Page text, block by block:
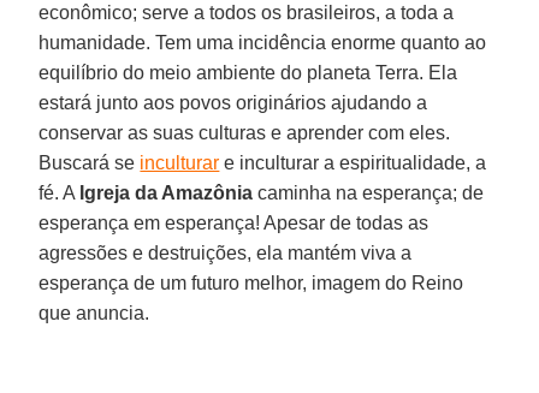
econômico; serve a todos os brasileiros, a toda a
humanidade. Tem uma incidência enorme quanto ao
equilíbrio do meio ambiente do planeta Terra. Ela
estará junto aos povos originários ajudando a
conservar as suas culturas e aprender com eles.
Buscará se inculturar e inculturar a espiritualidade, a
fé. A Igreja da Amazônia caminha na esperança; de
esperança em esperança! Apesar de todas as
agressões e destruições, ela mantém viva a
esperança de um futuro melhor, imagem do Reino
que anuncia.